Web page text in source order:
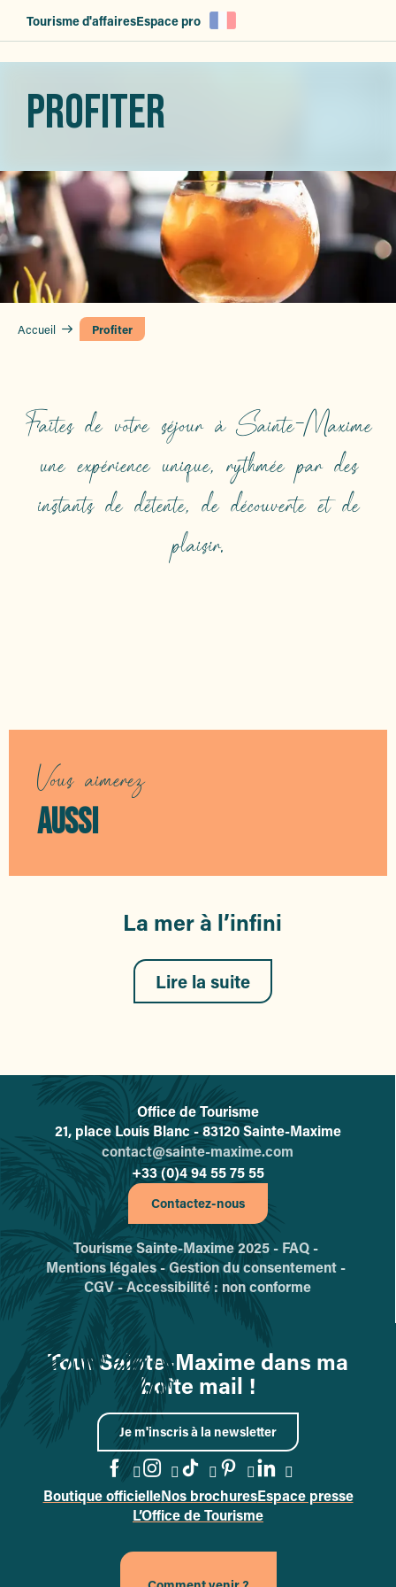
Tourisme d'affairesEspace pro
PROFITER
Accueil Profiter
Faites de votre séjour à Sainte-Maxime
une expérience unique, rythmée par des
instants de détente, de découverte et de
plaisir.
Vous aimerez
AUSSI
La mer à l’infini
Lire la suite
L'office de tourisme de Sainte-
Office de Tourisme
21, place Louis Blanc - 83120 Sainte-Maxime
contact@sainte-maxime.com
+33 (0)4 94 55 75 55
Contactez-nous
Tourisme Sainte-Maxime 2025 - FAQ -
Mentions légales -Gestion du consentement -
CGV -Accessibilité : non conforme
Tout Sainte-Maxime dans ma
boîte mail !
Je m'inscris à la newsletter
Accéder à la page Facebook
Accéder à la page
Accéder à la page
Accéder à la
Accéder à la
Boutique officielleNos brochuresEspace presse
L’Office de Tourisme